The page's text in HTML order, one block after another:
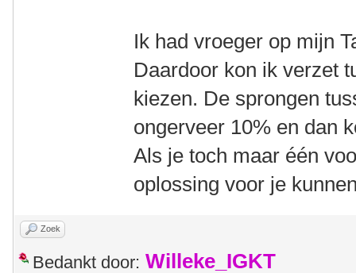
Ik had vroeger op mijn
Daardoor kon ik verzet
kiezen. De sprongen
ongerveer 10% en dan
Als je toch maar één
oplossing voor je
Zoek
Bedankt door: Willeke_IGKT